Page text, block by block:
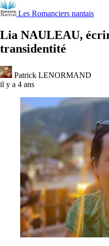
Les Romanciers nantais
Lia NAULEAU,
transidentité
Patrick LENORMAND
il y a 4 ans